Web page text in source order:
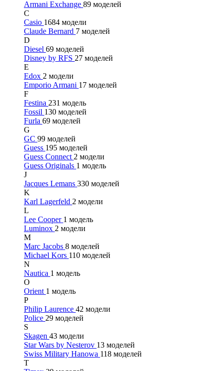
Armani Exchange 89 моделей
C
Casio 1684 модели
Claude Bernard 7 моделей
D
Diesel 69 моделей
Disney by RFS 27 моделей
E
Edox 2 модели
Emporio Armani 17 моделей
F
Festina 231 модель
Fossil 130 моделей
Furla 69 моделей
G
GC 99 моделей
Guess 195 моделей
Guess Connect 2 модели
Guess Originals 1 модель
J
Jacques Lemans 330 моделей
K
Karl Lagerfeld 2 модели
L
Lee Cooper 1 модель
Luminox 2 модели
M
Marc Jacobs 8 моделей
Michael Kors 110 моделей
N
Nautica 1 модель
O
Orient 1 модель
P
Philip Laurence 42 модели
Police 29 моделей
S
Skagen 43 модели
Star Wars by Nesterov 13 моделей
Swiss Military Hanowa 118 моделей
T